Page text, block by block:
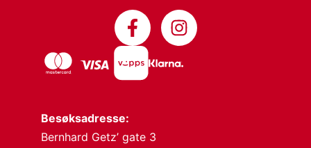
Besøksadresse:
Bernhard Getz’ gate 3